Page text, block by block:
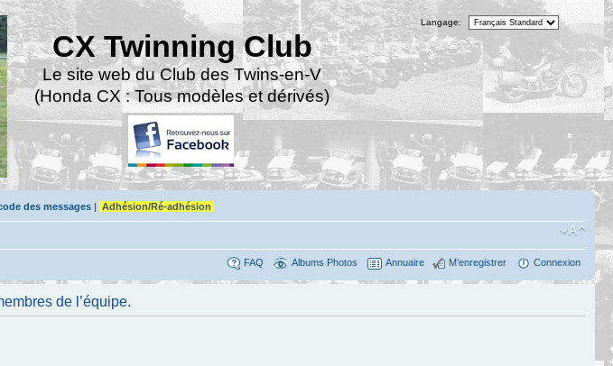
CX Twinning Club
Le site web du Club des Twins-en-V
(Honda CX : Tous modèles et dérivés)
Langage:
des messages | Adhésion/Ré-adhésion
FAQ Albums Photos Annuaire M’enregistrer Connexion
de l’équipe.